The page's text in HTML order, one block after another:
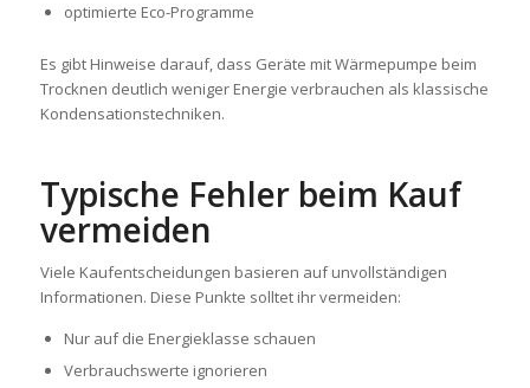
optimierte Eco-Programme
Es gibt Hinweise darauf, dass Geräte mit Wärmepumpe beim
Trocknen deutlich weniger Energie verbrauchen als klassische
Kondensationstechniken.
Typische Fehler beim Kauf
vermeiden
Viele Kaufentscheidungen basieren auf unvollständigen
Informationen. Diese Punkte solltet ihr vermeiden:
Nur auf die Energieklasse schauen
Verbrauchswerte ignorieren